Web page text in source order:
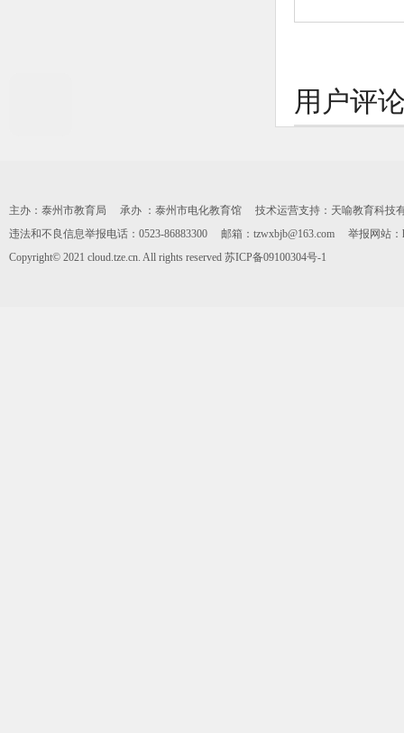
视
频
用户评
主办：泰州市教育局 承办 ：泰州市电化教育馆 技术运营支持：天喻教育科技有
违法和不良信息举报电话：0523-86883300 邮箱：tzwxbjb@163.com 举报网站：
Copyright© 2021 cloud.tze.cn. All rights reserved 苏ICP备09100304号-1